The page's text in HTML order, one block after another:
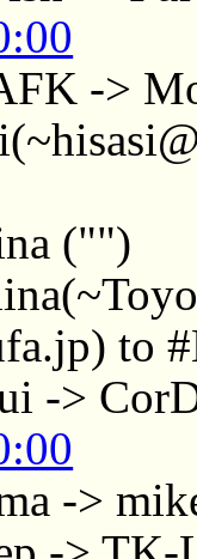
->
("")
to
->
->